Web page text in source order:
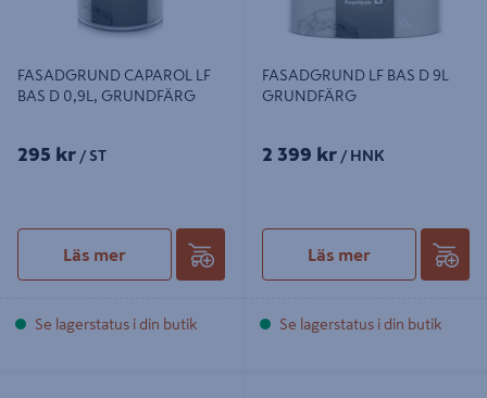
FASADGRUND CAPAROL LF
BAS D 0,9L, GRUNDFÄRG
295 kr / ST
Läs mer
Se lagerstatus i din butik
FASADGRUND LF BAS D 9L
GRUNDFÄRG
2 399 kr / HNK
Läs mer
Se lagerstatus i din butik